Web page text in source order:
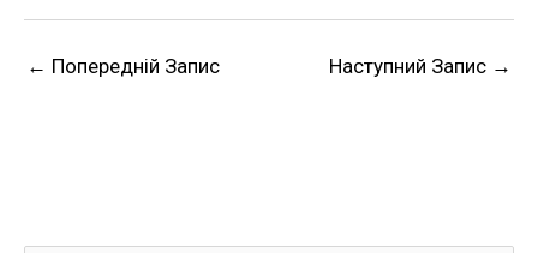
← Попередній Запис Наступний Запис →